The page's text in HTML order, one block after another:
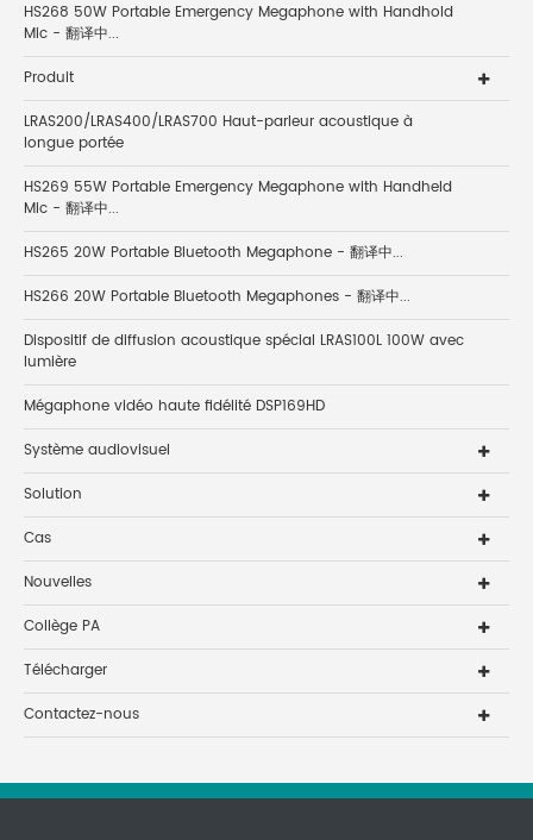
HS268 50W Portable Emergency Megaphone with Handhold
Mic - 翻译中...
Produit
LRAS200/LRAS400/LRAS700 Haut-parleur acoustique à
longue portée
HS269 55W Portable Emergency Megaphone with Handheld
Mic - 翻译中...
HS265 20W Portable Bluetooth Megaphone - 翻译中...
HS266 20W Portable Bluetooth Megaphones - 翻译中...
Dispositif de diffusion acoustique spécial LRAS100L 100W avec
lumière
Mégaphone vidéo haute fidélité DSP169HD
Système audiovisuel
Solution
Cas
Nouvelles
Collège PA
Télécharger
Contactez-nous